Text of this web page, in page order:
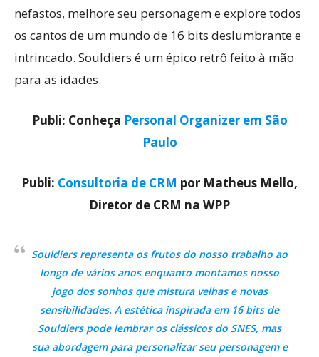
nefastos, melhore seu personagem e explore todos
os cantos de um mundo de 16 bits deslumbrante e
intrincado. Souldiers é um épico retrô feito à mão
para as idades.
Publi: Conheça Personal Organizer em São
Paulo
Publi: Consultoria de CRM por Matheus Mello,
Diretor de CRM na WPP
Souldiers representa os frutos do nosso trabalho ao
longo de vários anos enquanto montamos nosso
jogo dos sonhos que mistura velhas e novas
sensibilidades. A estética inspirada em 16 bits de
Souldiers pode lembrar os clássicos do SNES, mas
sua abordagem para personalizar seu personagem e